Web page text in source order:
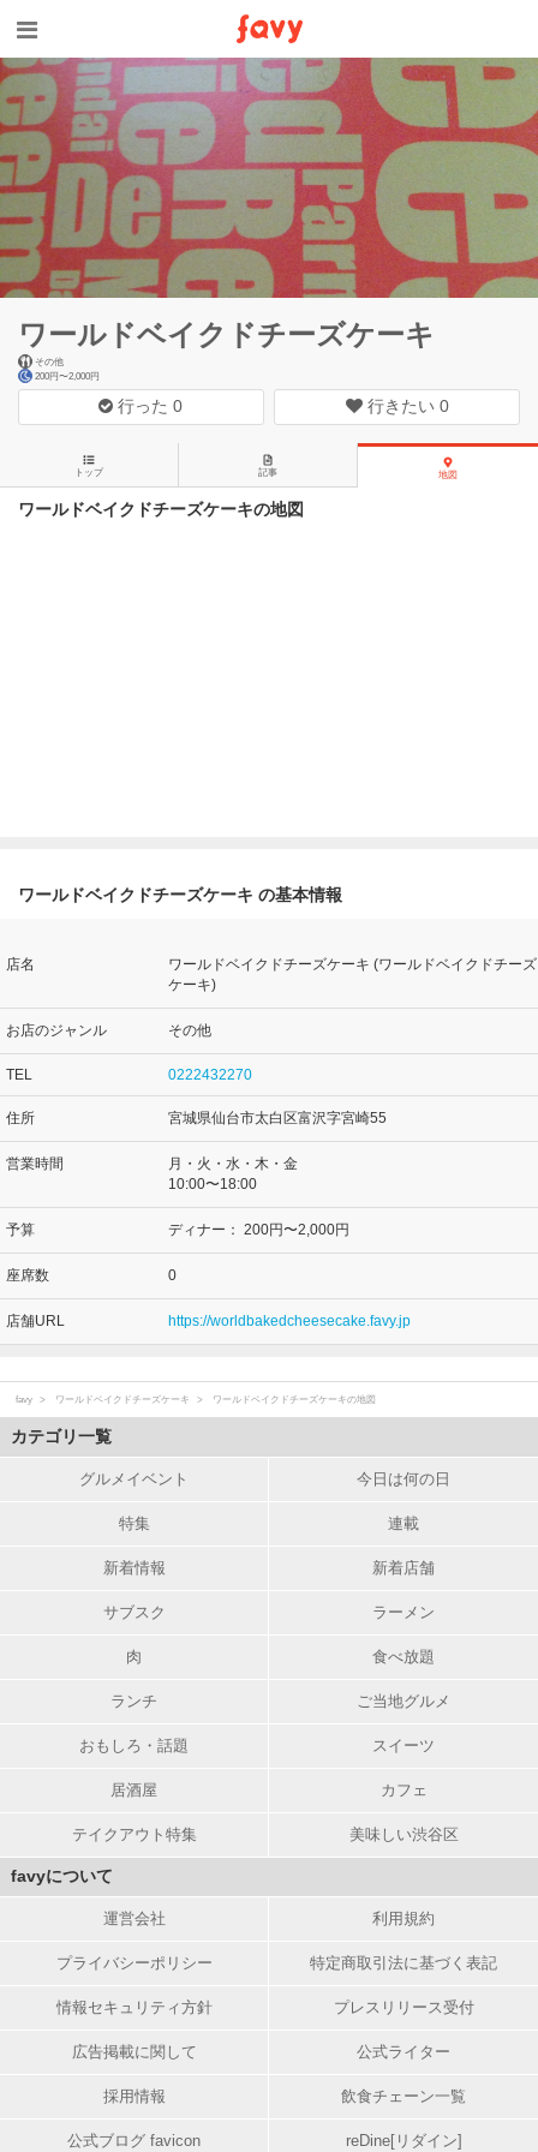
ワールドベイクドチーズケーキ
その他
200円〜2,000円
行った0 行きたい 0
トップ 記事 地図
ワールドベイクドチーズケーキの地図
ワールドベイクドチーズケーキ の基本情報
店名
ワールドベイクドチーズケーキ (ワールドベイクドチーズ
ケーキ)
お店のジャンル その他
TEL 0222432270
住所 宮城県仙台市太白区富沢字宮崎55
営業時間
月・火・水・木・金
10:00〜18:00
予算 ディナー： 200円〜2,000円
座席数 0
店舗URL https://worldbakedcheesecake.favy.jp
favy ワールドベイクドチーズケーキ ワールドベイクドチーズケーキの地図
カテゴリ一覧
グルメイベント 今日は何の日
特集 連載
新着情報 新着店舗
サブスク ラーメン
肉 食べ放題
ランチ ご当地グルメ
おもしろ・話題 スイーツ
居酒屋 カフェ
テイクアウト特集 美味しい渋谷区
favyについて
運営会社 利用規約
プライバシーポリシー 特定商取引法に基づく表記
情報セキュリティ方針 プレスリリース受付
広告掲載に関して 公式ライター
採用情報 飲食チェーン一覧
公式ブログ favicon reDine[リダイン]